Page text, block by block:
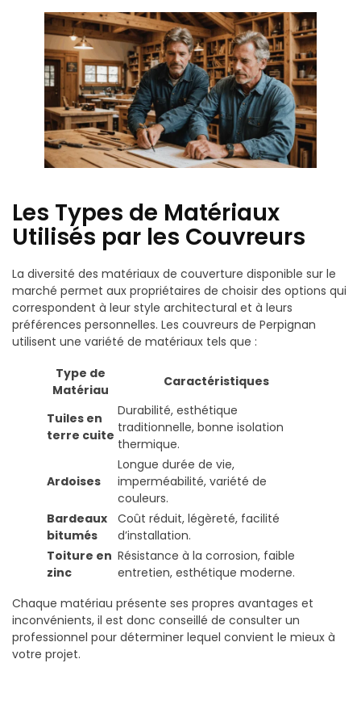
Les Types de Matériaux
Utilisés par les Couvreurs
La diversité des matériaux de couverture disponible sur le
marché permet aux propriétaires de choisir des options qui
correspondent à leur style architectural et à leurs
préférences personnelles. Les couvreurs de Perpignan
utilisent une variété de matériaux tels que :
Type de
Matériau
Caractéristiques
Tuiles en
terre cuite
Durabilité, esthétique
traditionnelle, bonne isolation
thermique.
Ardoises
Longue durée de vie,
imperméabilité, variété de
couleurs.
Bardeaux
bitumés
Coût réduit, légèreté, facilité
d’installation.
Toiture en
zinc
Résistance à la corrosion, faible
entretien, esthétique moderne.
Chaque matériau présente ses propres avantages et
inconvénients, il est donc conseillé de consulter un
professionnel pour déterminer lequel convient le mieux à
votre projet.